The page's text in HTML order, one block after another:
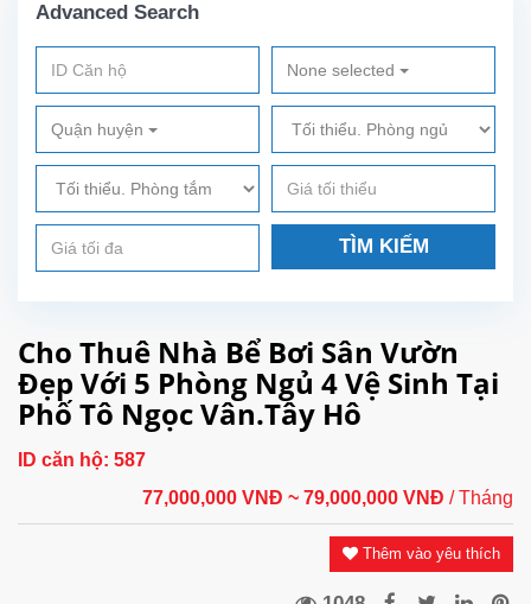
Advanced Search
None selected
Quận huyện
TÌM KIẾM
Cho Thuê Nhà Bể Bơi Sân Vườn
Đẹp Với 5 Phòng Ngủ 4 Vệ Sinh Tại
Phố Tô Ngọc Vân.Tây Hô
ID căn hộ: 587
77,000,000 VNĐ ~ 79,000,000 VNĐ / Tháng
Thêm vào yêu thích